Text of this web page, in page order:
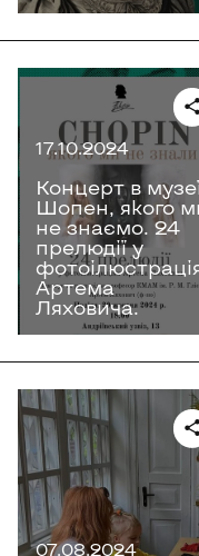
17.10.2024
Концерт в
Шопен, якого
не знаємо. 24
прелюдії у
Артема
Ляховича.
07.08.2024